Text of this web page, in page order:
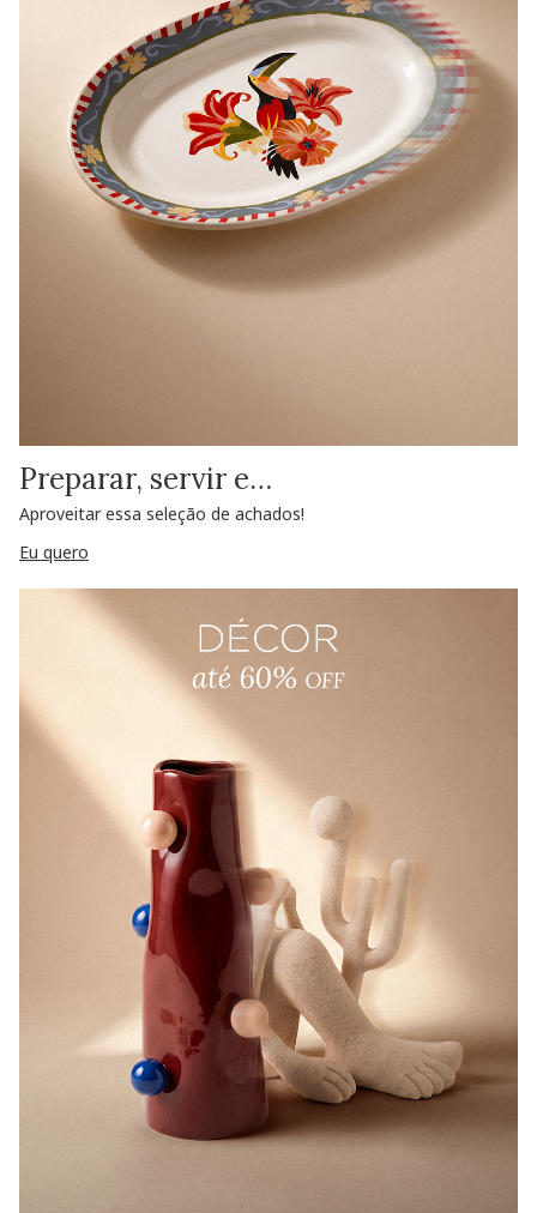
Preparar, servir e…
Aproveitar essa seleção de achados!
Eu quero